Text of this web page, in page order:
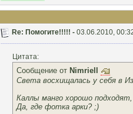
Re: Помогите!!!!! - 03.06.2010,
Цитата:
Сообщение от Nimriell
Света восхищалась у себя в
Каллы манго хорошо
Да, где фотка арки? ;)